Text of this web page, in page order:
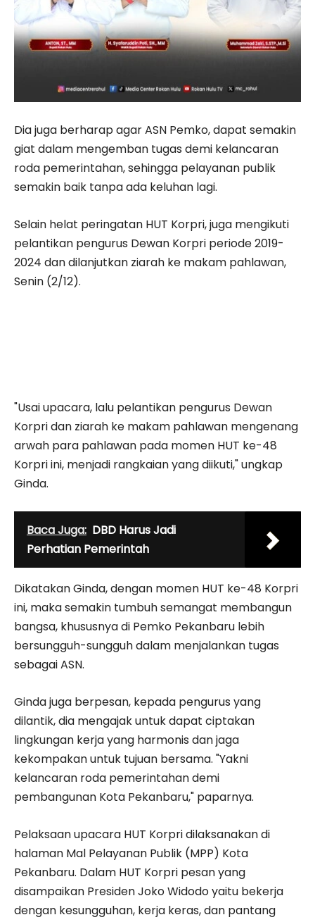
Dia juga berharap agar ASN Pemko, dapat semakin
giat dalam mengemban tugas demi kelancaran
roda pemerintahan, sehingga pelayanan publik
semakin baik tanpa ada keluhan lagi.
Selain helat peringatan HUT Korpri, juga mengikuti
pelantikan pengurus Dewan Korpri periode 2019-
2024 dan dilanjutkan ziarah ke makam pahlawan,
Senin (2/12).
"Usai upacara, lalu pelantikan pengurus Dewan
Korpri dan ziarah ke makam pahlawan mengenang
arwah para pahlawan pada momen HUT ke-48
Korpri ini, menjadi rangkaian yang diikuti," ungkap
Ginda.
Baca Juga: DBD Harus Jadi
Perhatian Pemerintah
Dikatakan Ginda, dengan momen HUT ke-48 Korpri
ini, maka semakin tumbuh semangat membangun
bangsa, khususnya di Pemko Pekanbaru lebih
bersungguh-sungguh dalam menjalankan tugas
sebagai ASN.
Ginda juga berpesan, kepada pengurus yang
dilantik, dia mengajak untuk dapat ciptakan
lingkungan kerja yang harmonis dan jaga
kekompakan untuk tujuan bersama. "Yakni
kelancaran roda pemerintahan demi
pembangunan Kota Pekanbaru," paparnya.
Pelaksaan upacara HUT Korpri dilaksanakan di
halaman Mal Pelayanan Publik (MPP) Kota
Pekanbaru. Dalam HUT Korpri pesan yang
disampaikan Presiden Joko Widodo yaitu bekerja
dengan kesungguhan, kerja keras, dan pantang